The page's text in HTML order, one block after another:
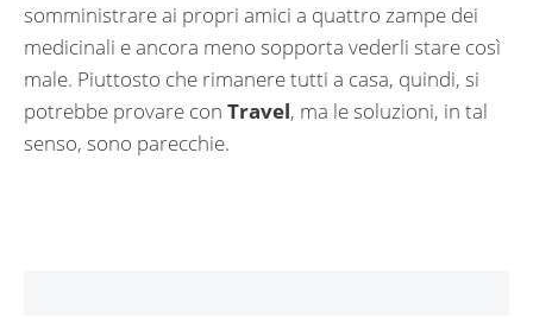
somministrare ai propri amici a quattro zampe dei
medicinali e ancora meno sopporta vederli stare così
male. Piuttosto che rimanere tutti a casa, quindi, si
potrebbe provare con Travel, ma le soluzioni, in tal
senso, sono parecchie.